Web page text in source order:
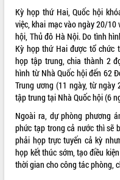
VIDEO
Loading the player...
Khám bệnh, cấp phát thuốc miễn
và tặng quà người dân xã Cư Pui
tháng 7/2026
Lễ truy tặng danh hiệu “Bà Mẹ Việt
Nam Anh hùng” và trao Huân
Lao động
ALBUM ẢNH
Kỳ họp thứ Hai, Quốc hội
việc, khai mạc vào ngày 20/
hội, Thủ đô Hà Nội. Do tình
Kỳ họp thứ Hai được tổ chức
họp tập trung, chia thành 2
hình từ Nhà Quốc hội đến 62
Trung ương (11 ngày, từ
tập trung tại Nhà Quốc hội (6
Ngoài ra, dự phòng phương
phức tạp trong cả nước thì sẽ
phải họp trực tuyến cả kỳ
họp kết thúc sớm, tạo điều
thời gian cho công tác phòng,